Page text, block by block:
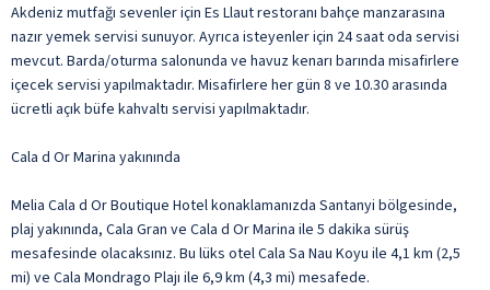
Akdeniz mutfağı sevenler için Es Llaut restoranı bahçe manzarasına
nazır yemek servisi sunuyor. Ayrıca isteyenler için 24 saat oda servisi
mevcut. Barda/oturma salonunda ve havuz kenarı barında misafirlere
içecek servisi yapılmaktadır. Misafirlere her gün 8 ve 10.30 arasında
ücretli açık büfe kahvaltı servisi yapılmaktadır.
Cala d Or Marina yakınında
Melia Cala d Or Boutique Hotel konaklamanızda Santanyi bölgesinde,
plaj yakınında, Cala Gran ve Cala d Or Marina ile 5 dakika sürüş
mesafesinde olacaksınız. Bu lüks otel Cala Sa Nau Koyu ile 4,1 km (2,5
mi) ve Cala Mondrago Plajı ile 6,9 km (4,3 mi) mesafede.